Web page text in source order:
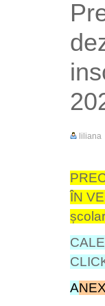
liliana
ÎN
A